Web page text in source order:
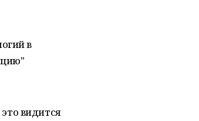
в
видится